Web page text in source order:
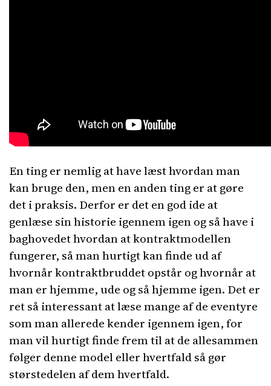
En ting er nemlig at have læst hvordan man
kan bruge den, men en anden ting er at gøre
det i praksis. Derfor er det en god ide at
genlæse sin historie igennem igen og så have i
baghovedet hvordan at kontraktmodellen
fungerer, så man hurtigt kan finde ud af
hvornår kontraktbruddet opstår og hvornår at
man er hjemme, ude og så hjemme igen. Det er
ret så interessant at læse mange af de eventyre
som man allerede kender igennem igen, for
man vil hurtigt finde frem til at de allesammen
følger denne model eller hvertfald så gør
størstedelen af dem hvertfald.